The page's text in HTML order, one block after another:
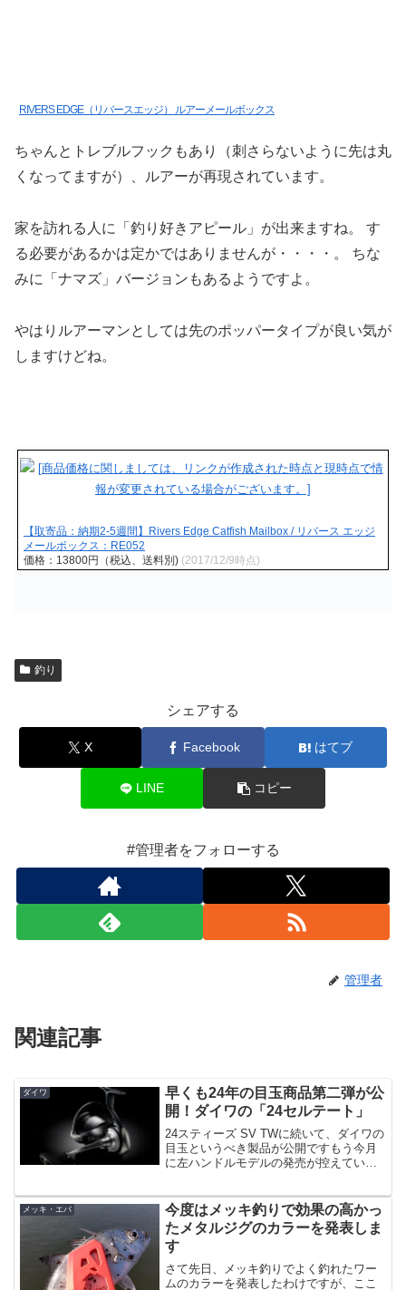
RIVERS EDGE（リバースエッジ） ルアーメールボックス
ちゃんとトレブルフックもあり（刺さらないように先は丸
くなってますが）、ルアーが再現されています。
家を訪れる人に「釣り好きアピール」が出来ますね。 す
る必要があるかは定かではありませんが・・・・。 ちな
みに「ナマズ」バージョンもあるようですよ。
やはりルアーマンとしては先のポッパータイプが良い気が
しますけどね。
【取寄品：納期2-5週間】Rivers Edge Catfish Mailbox / リバース エッジ
メールボックス：RE052
価格：13800円（税込、送料別) (2017/12/9時点)
釣り
シェアする
X Facebook はてブ
LINE コピー
#管理者をフォローする
管理者
関連記事
ダイワ
早くも24年の目玉商品第二弾が公
開！ダイワの「24セルテート」
24スティーズ SV TWに続いて、ダイワの
目玉というべき製品が公開ですもう今月
に左ハンドルモデルの発売が控えてい
や・・・実は数日前から知ってたんです
が、今回は...
メッキ・エバ
今度はメッキ釣りで効果の高かっ
たメタルジグのカラーを発表しま
す
さて先日、メッキ釣りでよく釣れたワー
ムのカラーを発表したわけですが、ここ